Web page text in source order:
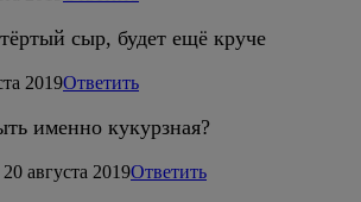
сыр, будет ещё круче
2019Ответить
именно кукурзная?
20 августа 2019Ответить